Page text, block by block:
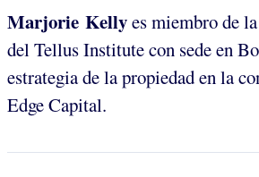
Marjorie Kellyes miembro de
del Tellus Institute con sede en
estrategia de la propiedad en la
Edge Capital.